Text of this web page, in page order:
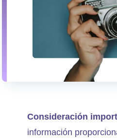
Consideración
información